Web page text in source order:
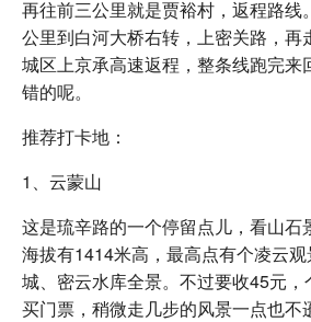
再往前三公里就是贾裕村，返程路线
公里到白河大桥右转，上密关路，再
城区上京承高速返程，整条线跑完来
错的呢。
推荐打卡地：
1、云蒙山
这是琉辛路的一个停留点儿，看山石
海拔有1414米高，最高点有个凌云
城、密云水库全景。不过要收45元
买门票，稍微走几步的风景一点也不